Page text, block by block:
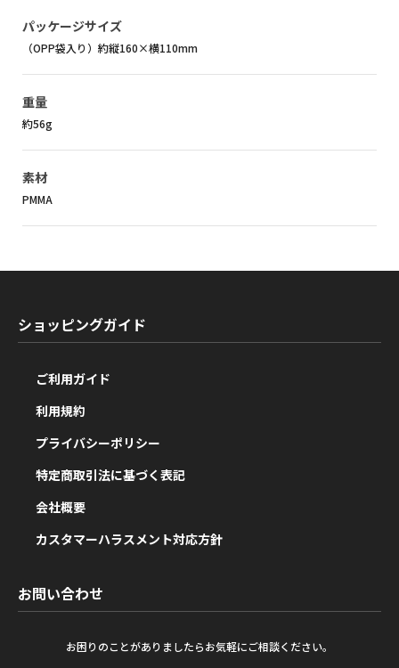
パッケージサイズ
（OPP袋入り）約縦160×横110mm
重量
約56g
素材
PMMA
ショッピングガイド
ご利用ガイド
利用規約
プライバシーポリシー
特定商取引法に基づく表記
会社概要
カスタマーハラスメント対応方針
お問い合わせ
お困りのことがありましたらお気軽にご相談ください。